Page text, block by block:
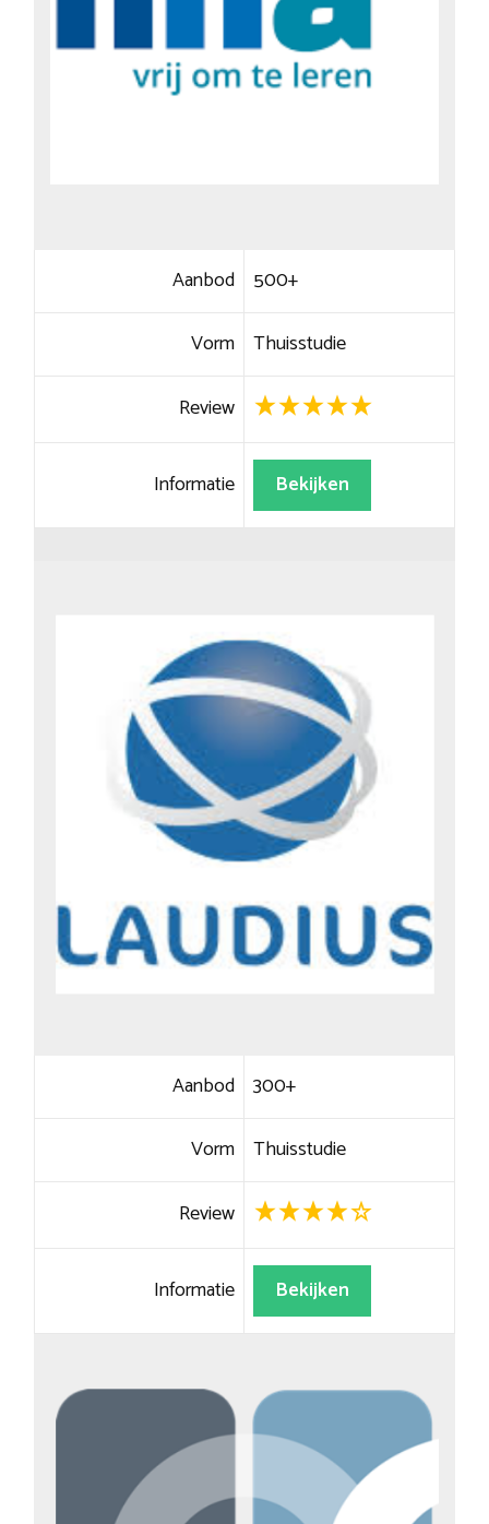
Aanbod 500+
Vorm Thuisstudie
Review
Informatie Bekijken
Aanbod 300+
Vorm Thuisstudie
Review
Informatie Bekijken